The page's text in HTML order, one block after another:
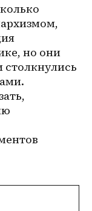
но они
столкнулись